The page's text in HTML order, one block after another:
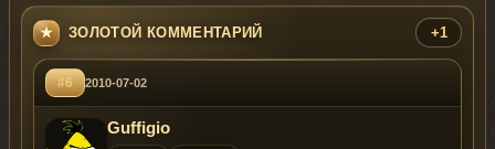
ЗОЛОТОЙ КОММЕНТАРИЙ +1
#6 2010-07-02
Guffigio